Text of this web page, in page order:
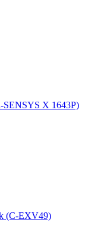
SENSYS X 1643P)
(C-EXV49)